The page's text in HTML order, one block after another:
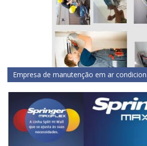
Empresa de manutenção em ar